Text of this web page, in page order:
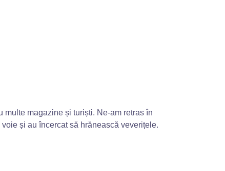
multe magazine și turiști. Ne-am retras în
și au încercat să hrănească veverițele.